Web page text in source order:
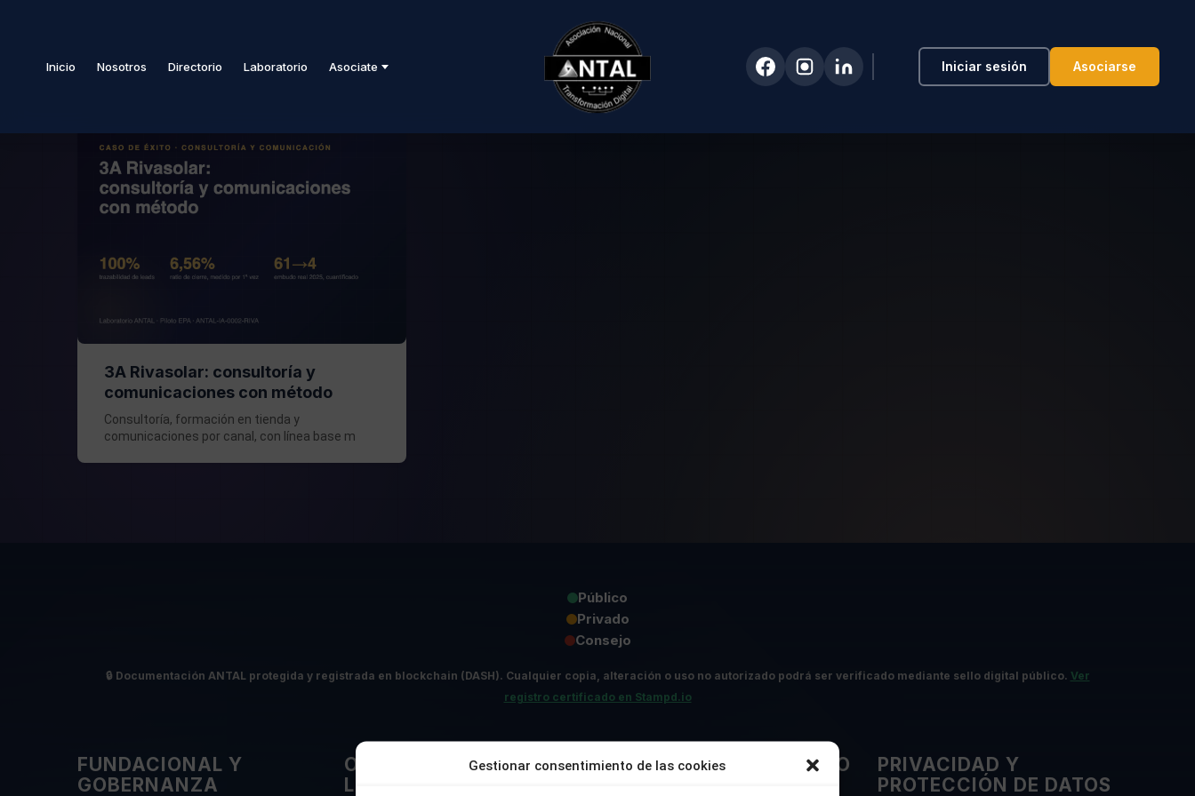
Gestionar consentimiento de las cookies
Inicio Nosotros Directorio Laboratorio Asociate Iniciar sesión Asociarse
3A Rivasolar: consultoría y
comunicaciones con método
Consultoría, formación en tienda y
comunicaciones por canal, con línea base m
View Detail
Público
Privado
Consejo
🔒 Documentación ANTAL protegida y registrada en blockchain (DASH). Cualquier copia, alteración o uso no autorizado podrá ser verificado mediante sello digital público. Ver
registro certificado en Stampd.io
FUNDACIONAL Y
GOBERNANZA
OPERATIVO DEL
LABORATORIO
ÉTICA Y CUMPLIMIENTO
PRIVACIDAD Y
PROTECCIÓN DE DATOS